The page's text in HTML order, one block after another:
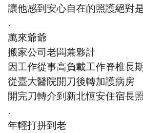
讓他感到安心自在的照護絕對
.
萬來爺爺
搬家公司老闆兼夥計
因工作從事高負載工作脊椎長
從臺大醫院開刀後轉加護病房
開完刀轉介到新北恆安住宿長
.
年輕打拼到老